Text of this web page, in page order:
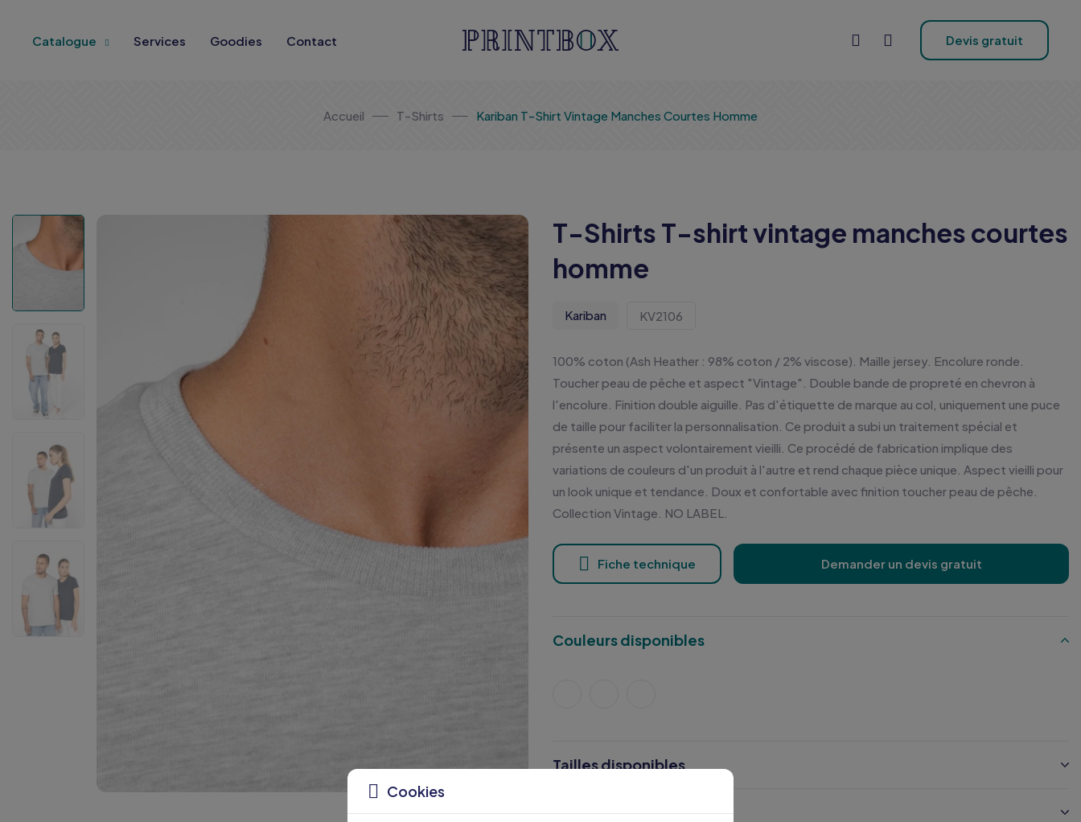
Catalogue Services Goodies Contact Devis gratuit
Accueil T-Shirts Kariban T-Shirt Vintage Manches Courtes Homme
T-Shirts T-shirt vintage manches courtes
homme
Kariban KV2106
100% coton (Ash Heather : 98% coton / 2% viscose). Maille jersey. Encolure ronde.
Toucher peau de pêche et aspect "Vintage". Double bande de propreté en chevron à
l'encolure. Finition double aiguille. Pas d'étiquette de marque au col, uniquement une puce
de taille pour faciliter la personnalisation. Ce produit a subi un traitement spécial et
présente un aspect volontairement vieilli. Ce procédé de fabrication implique des
variations de couleurs d'un produit à l'autre et rend chaque pièce unique. Aspect vieilli pour
un look unique et tendance. Doux et confortable avec finition toucher peau de pêche.
Collection Vintage. NO LABEL.
Fiche technique Demander un devis gratuit
Couleurs disponibles
Tailles disponibles
Caractéristiques
Cookies